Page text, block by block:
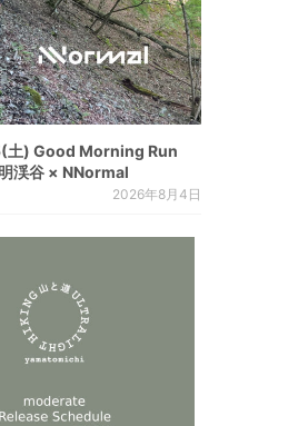
) Good Morning Run
渓谷 × NNormal
2026年8月4日